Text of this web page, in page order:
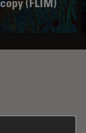
(FLIM)